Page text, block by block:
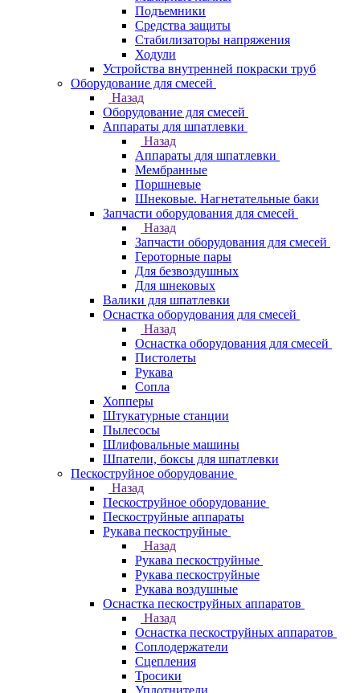
Подъемники
Средства защиты
Стабилизаторы напряжения
Ходули
Устройства внутренней покраски труб
Оборудование для смесей
Назад
Оборудование для смесей
Аппараты для шпатлевки
Назад
Аппараты для шпатлевки
Мембранные
Поршневые
Шнековые. Нагнетательные баки
Запчасти оборудования для смесей
Назад
Запчасти оборудования для смесей
Героторные пары
Для безвоздушных
Для шнековых
Валики для шпатлевки
Оснастка оборудования для смесей
Назад
Оснастка оборудования для смесей
Пистолеты
Рукава
Сопла
Хопперы
Штукатурные станции
Пылесосы
Шлифовальные машины
Шпатели, боксы для шпатлевки
Пескоструйное оборудование
Назад
Пескоструйное оборудование
Пескоструйные аппараты
Рукава пескоструйные
Назад
Рукава пескоструйные
Рукава пескоструйные
Рукава воздушные
Оснастка пескоструйных аппаратов
Назад
Оснастка пескоструйных аппаратов
Соплодержатели
Сцепления
Тросики
Уплотнители